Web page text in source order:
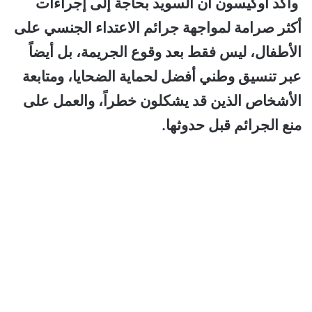
أكثر صرامة لمواجهة جرائم الاعتداء الجنسي على
الأطفال، ليس فقط بعد وقوع الجريمة، بل أيضاً
عبر تنسيق وطني أفضل لحماية الضحايا، ومتابعة
الأشخاص الذين قد يشكلون خطراً، والعمل على
منع الجرائم قبل حدوثها.